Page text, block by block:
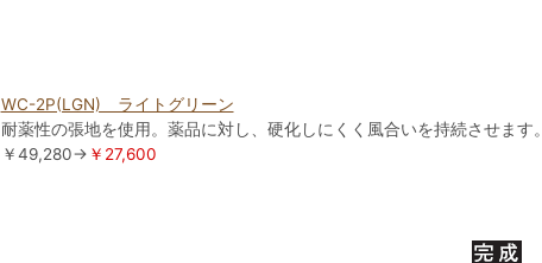
WC-2P(LGN) ライトグリーン
耐薬性の張地を使用。薬品に対し、硬化しにくく風合いを持続させます。
￥49,280→ ￥27,600